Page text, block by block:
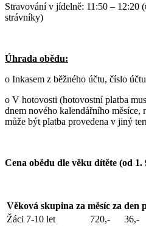
Stravování v jídelně: 11:50 – 12:20
strávníky)
Úhrada obědu:
o Inkasem z běžného účtu, číslo
o V hotovosti (hotovostní platba
dnem nového kalendářního měsíce,
může být platba provedena v jiný
Cena obědu dle věku dítěte (od 1.
Věková skupina za měsíc za den
Žáci 7-10 let
720,- 36,-